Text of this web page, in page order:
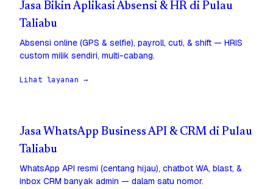
Jasa Bikin Aplikasi Absensi & HR di Pulau
Taliabu
Absensi online (GPS & selfie), payroll, cuti, & shift — HRIS
custom milik sendiri, multi-cabang.
Lihat layanan →
Jasa WhatsApp Business API & CRM di Pulau
Taliabu
WhatsApp API resmi (centang hijau), chatbot WA, blast, &
inbox CRM banyak admin — dalam satu nomor.